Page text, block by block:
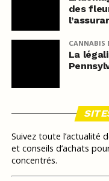
des
CANNABIS
La
Suivez toute l’actualité
et conseils d’achats
concentrés.